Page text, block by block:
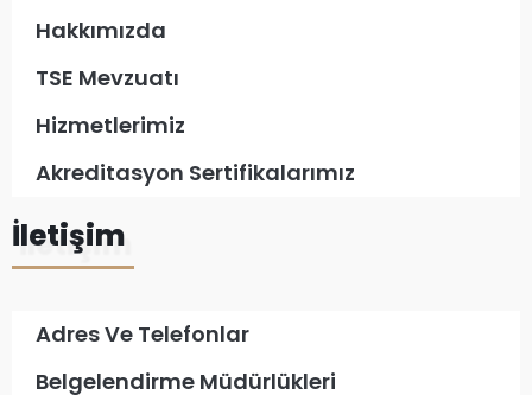
Hakkımızda
TSE Mevzuatı
Hizmetlerimiz
Akreditasyon Sertifikalarımız
İletişim
Adres Ve Telefonlar
Belgelendirme Müdürlükleri